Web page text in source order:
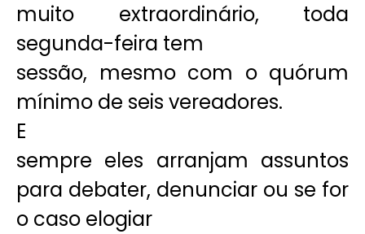
muito extraordinário, toda
segunda-feira tem
sessão, mesmo com o quórum
mínimo de seis vereadores.
E
sempre eles arranjam assuntos
para debater, denunciar ou se for
o caso elogiar